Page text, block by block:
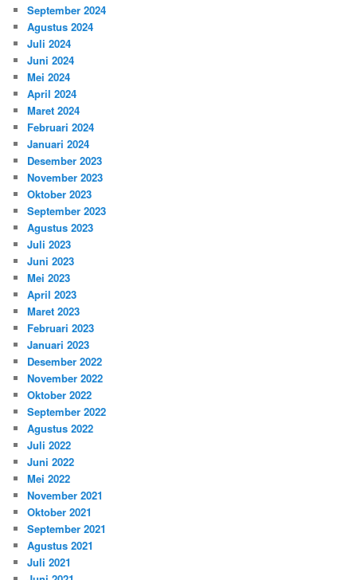
September 2024
Agustus 2024
Juli 2024
Juni 2024
Mei 2024
April 2024
Maret 2024
Februari 2024
Januari 2024
Desember 2023
November 2023
Oktober 2023
September 2023
Agustus 2023
Juli 2023
Juni 2023
Mei 2023
April 2023
Maret 2023
Februari 2023
Januari 2023
Desember 2022
November 2022
Oktober 2022
September 2022
Agustus 2022
Juli 2022
Juni 2022
Mei 2022
November 2021
Oktober 2021
September 2021
Agustus 2021
Juli 2021